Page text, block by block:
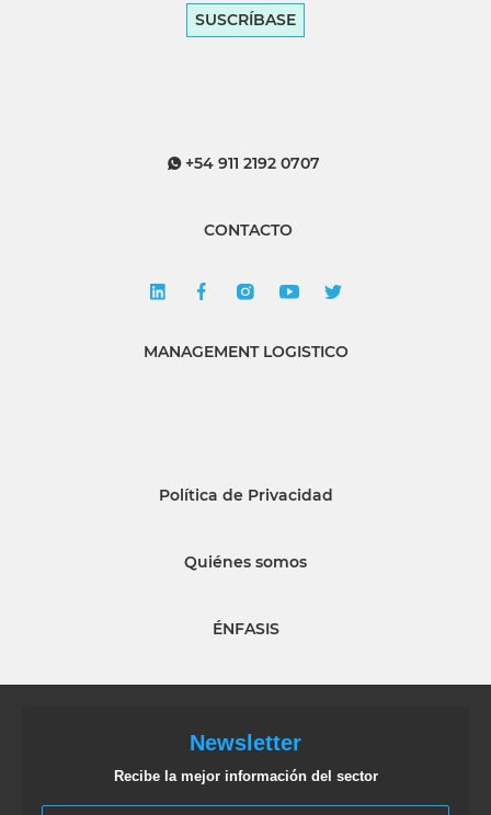
SUSCRÍBASE
+54 911 2192 0707
CONTACTO
MANAGEMENT LOGISTICO
Política de Privacidad
Quiénes somos
ÉNFASIS
Newsletter
Recibe la mejor información del sector